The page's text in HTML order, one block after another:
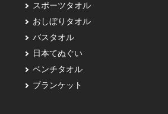
スポーツタオル
おしぼりタオル
バスタオル
日本てぬぐい
ベンチタオル
ブランケット